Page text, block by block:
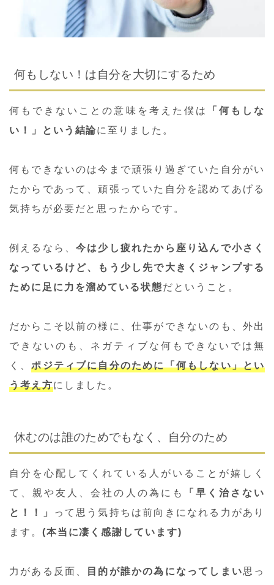
何もしない！は自分を大切にするため
何もできないことの意味を考えた僕は
「何もしな
い！」という結論に至りました。
何もできないのは今まで頑張り過ぎていた自分がい
たからであって、頑張っていた自分を認めてあげる
気持ちが必要だと思ったからです。
例えるなら、今は少し疲れたから座り込んで小さく
なっているけど、もう少し先で大きくジャンプする
ために足に力を溜めている状態だということ。
だからこそ以前の様に、仕事ができないのも、外出
できないのも、ネガティブな何もできないでは無
く、ポジティブに自分のために「何もしない」とい
う考え方にしました。
休むのは誰のためでもなく、自分のため
自分を心配してくれている人がいることが嬉しく
て、親や友人、会社の人の為にも
「早く治さない
と！！」
って思う気持ちは前向きになれる力があり
ます。 (本当に凄く感謝しています)
力がある反面、 目的が誰かの為になってしまい思っ